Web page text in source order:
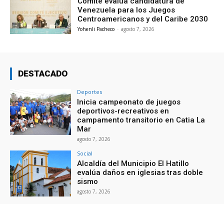
Venezuela para los Juegos
Centroamericanos y del Caribe 2030
Yohenli Pacheco - agosto 7, 2026
DESTACADO
Deportes
Inicia campeonato de juegos
deportivos-recreativos en
campamento transitorio en Catia La
Mar
agosto 7, 2026
Social
Alcaldía del Municipio El Hatillo
evalúa daños en iglesias tras doble
sismo
agosto 7, 2026